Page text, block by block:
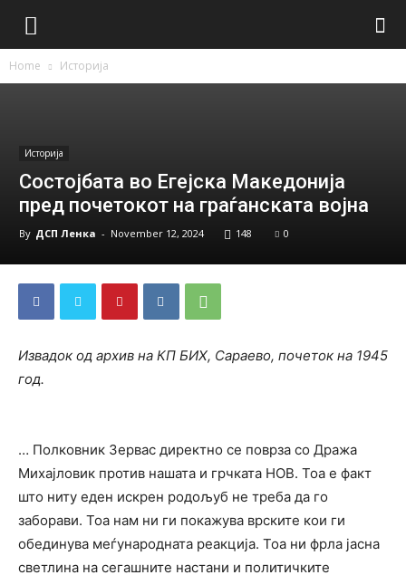
Home Историја
Историја
Состојбата во Егејска Македонија
пред почетокот на граѓанската војна
By ДСП Ленка - November 12, 2024 148 0
Извадок од архив на КП БИХ, Сараево, почеток на 1945
год.
… Полковник Зервас директно се поврза со Дража
Михајловик против нашата и грчката НОВ. Тоа е факт
што ниту еден искрен родољуб не треба да го
заборави. Тоа нам ни ги покажува врските кои ги
обединува меѓународната реакција. Тоа ни фрла јасна
светлина на сегашните настани и политичките